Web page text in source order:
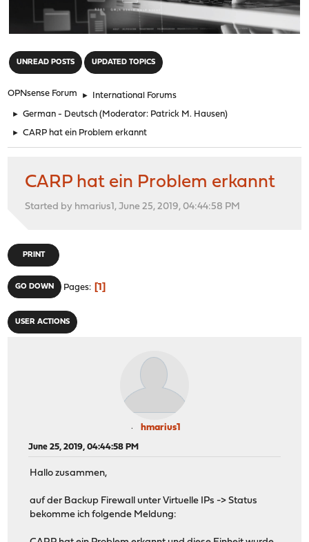
UNREAD POSTS UPDATED TOPICS
OPNsense Forum ► International Forums
► German - Deutsch (Moderator: Patrick M. Hausen)
► CARP hat ein Problem erkannt
CARP hat ein Problem erkannt
Started by hmarius1, June 25, 2019, 04:44:58 PM
PRINT
GO DOWN Pages 1
USER ACTIONS
hmarius1
June 25, 2019, 04:44:58 PM
Hallo zusammen,
auf der Backup Firewall unter Virtuelle IPs -> Status
bekomme ich folgende Meldung: